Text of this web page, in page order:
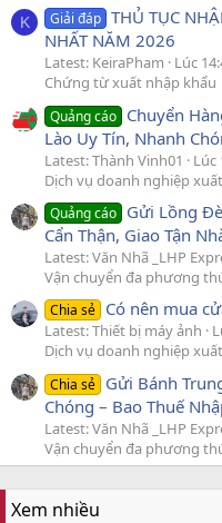
K Giải đáp THỦ TỤC
NHẤT NĂM 2026
Latest: KeiraPham
Lúc
Chứng từ xuất nhập khẩu
Quảng cáo Chuyển
Lào Uy Tín, Nhanh
Latest: Thành Vinh01
Lúc
Dịch vụ doanh nghiệp
Quảng cáo Gửi Lồng
Cẩn Thận, Giao Tận
Latest: Văn Nhã _LHP
Vận chuyển đa phương
Chia sẻ Có nên mua
Latest: Thiết bị máy ảnh
Dịch vụ doanh nghiệp
Chia sẻ Gửi Bánh
Chóng – Bao Thuế
Latest: Văn Nhã _LHP
Vận chuyển đa phương
Xem nhiều